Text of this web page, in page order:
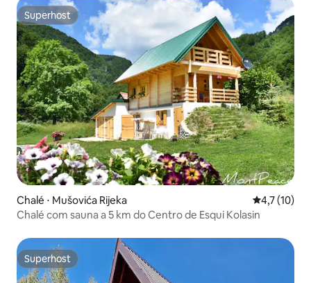
Superhost
Superhost
Chalé ⋅ Mušovića Rijeka 4,7 de uma
4,7 (10)
Chalé com sauna a 5 km do Centro de Esqui Kolasin
Superhost
Superhost